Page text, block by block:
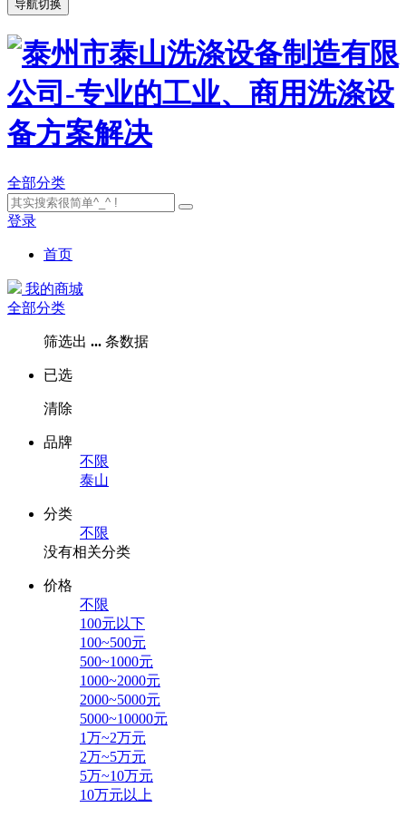
导航切换
全部分类
登录
首页
我的商城
全部分类
筛选出 ... 条数据
已选
清除
品牌
不限
泰山
分类
不限
没有相关分类
价格
不限
100元以下
100~500元
500~1000元
1000~2000元
2000~5000元
5000~10000元
1万~2万元
2万~5万元
5万~10万元
10万元以上